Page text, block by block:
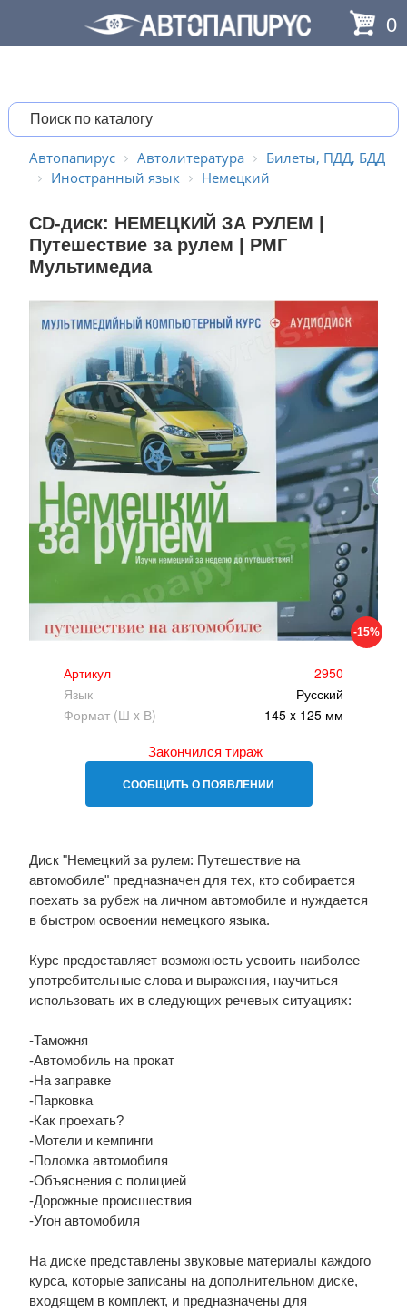
0
Автопапирус Автолитература
Билеты, ПДД, БДД
Иностранный язык
Немецкий
CD-диск: НЕМЕЦКИЙ ЗА РУЛЕМ |
Путешествие за рулем | РМГ
Мультимедиа
-15%
Артикул
2950
Язык
Русский
Формат (Ш x В)
145 x 125 мм
Закончился тираж
СООБЩИТЬ О ПОЯВЛЕНИИ
Диск "Немецкий за рулем: Путешествие на
автомобиле" предназначен для тех, кто собирается
поехать за рубеж на личном автомобиле и нуждается
в быстром освоении немецкого языка.
Курс предоставляет возможность усвоить наиболее
употребительные слова и выражения, научиться
использовать их в следующих речевых ситуациях:
-Таможня
-Автомобиль на прокат
-На заправке
-Парковка
-Как проехать?
-Мотели и кемпинги
-Поломка автомобиля
-Объяснения с полицией
-Дорожные происшествия
-Угон автомобиля
На диске представлены звуковые материалы каждого
курса, которые записаны на дополнительном диске,
входящем в комплект, и предназначены для